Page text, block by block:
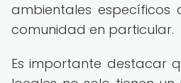
ambientales
comunidad en particular.
Es importante destacar